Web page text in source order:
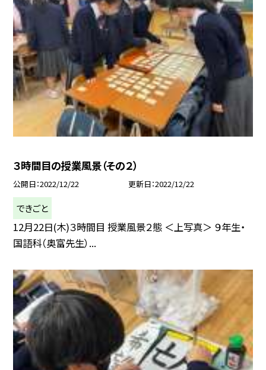
３時間目の授業風景（その２）
公開日 2022/12/22 更新日 2022/12/22
できごと
12月22日(木)３時間目 授業風景２態 ＜上写真＞ ９年生・
国語科（奥富先生）...